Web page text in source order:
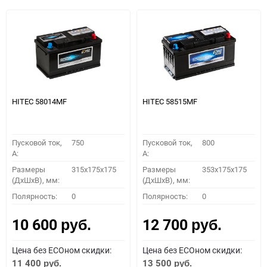
HITEC 58014MF
Пусковой ток,
A:
750
Размеры
(ДхШхВ), мм:
315x175x175
Полярность: 0
10 600 руб.
Цена без ECOном скидки:
11 400 руб.
HITEC 58515MF
Пусковой ток,
A:
800
Размеры
(ДхШхВ), мм:
353x175x175
Полярность: 0
12 700 руб.
Цена без ECOном скидки:
13 500 руб.